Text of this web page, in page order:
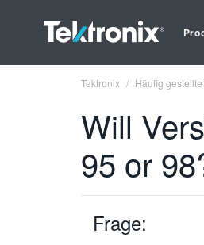
Tektronix Häufig
Will
95 or
Frage: